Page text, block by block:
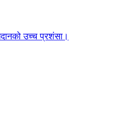
उच्च प्रशंसा।